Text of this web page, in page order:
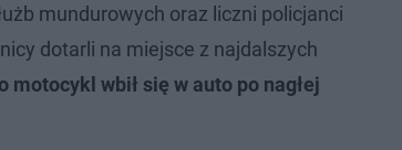
mundurowych oraz liczni policjanci
dotarli na miejsce z najdalszych
wbił się w auto po nagłej